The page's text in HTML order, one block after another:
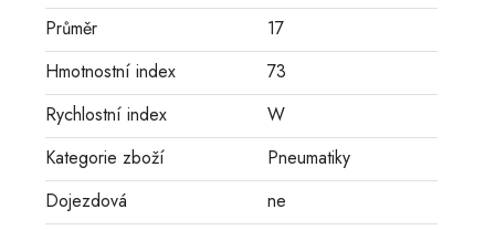
Průměr
17
Hmotnostní index
73
Rychlostní index
W
Kategorie zboží
Pneumatiky
Dojezdová
ne